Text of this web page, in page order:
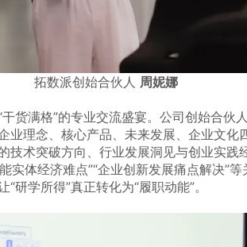
拓数派创始合伙人 周妮娜
货满格”的专业交流盛宴。公司创始合伙
业理念、核心产品、未来发展、企业文化
技术突破方向、行业发展洞见与创业实践
实体经济难点”“企业创新发展痛点解决”
研学所得”真正转化为“履职动能”。